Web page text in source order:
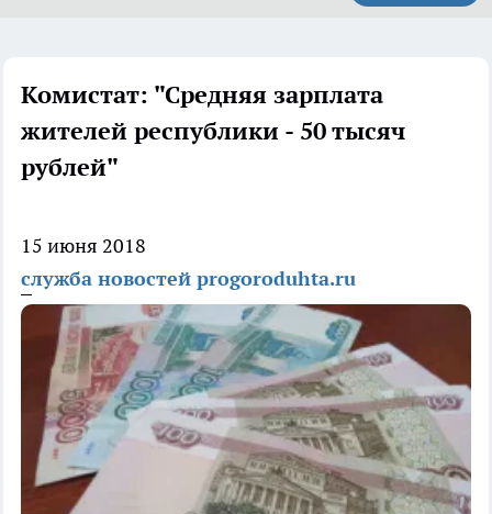
Комистат: "Средняя зарплата
жителей республики - 50 тысяч
рублей"
15 июня 2018
служба новостей progoroduhta.ru